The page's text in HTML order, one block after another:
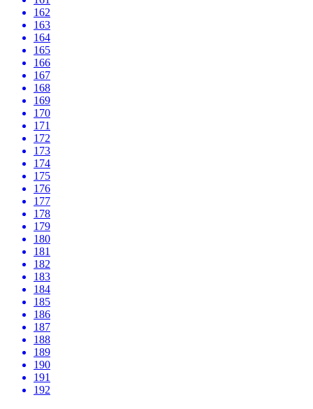
162
163
164
165
166
167
168
169
170
171
172
173
174
175
176
177
178
179
180
181
182
183
184
185
186
187
188
189
190
191
192